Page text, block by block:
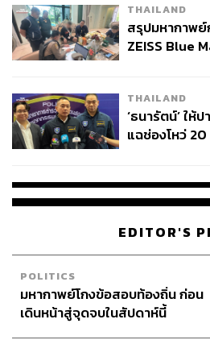
ABOUT THE
THAILAND
สรุปมหากาพ
ZEISS Blue
จ่ายหนี้-แอบระ
THAILAND
‘ธนารัตน์’ ให้
แฉช่องโหว่
EDITOR'S
POLITICS
มหากาพย์โกงข้อสอบท้องถิ่น ก่อน
เดินหน้าสู่จุดจบในสัปดาห์นี้